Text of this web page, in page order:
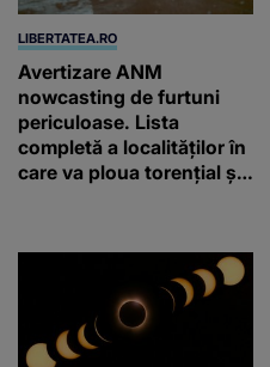
LIBERTATEA.RO
Avertizare ANM
nowcasting de furtuni
periculoase. Lista
completă a localităților în
care va ploua torențial și